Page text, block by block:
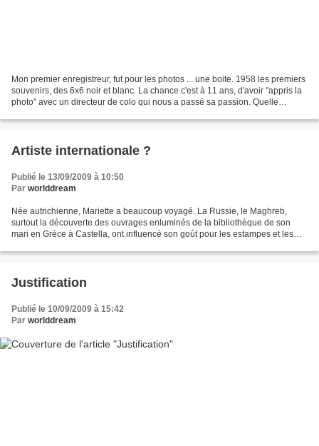
Mon premier enregistreur, fut pour les photos ... une boite. 1958 les premiers
souvenirs, des 6x6 noir et blanc. La chance c'est à 11 ans, d'avoir "appris la
photo" avec un directeur de colo qui nous a passé sa passion. Quelle
Artiste internationale ?
Publié le 13/09/2009 à 10:50
Par worlddream
Née autrichienne, Mariette a beaucoup voyagé. La Russie, le Maghreb,
surtout la découverte des ouvrages enluminés de la bibliothèque de son
mari en Grèce à Castella, ont influencé son goût pour les estampes et les
Justification
Publié le 10/09/2009 à 15:42
Par worlddream